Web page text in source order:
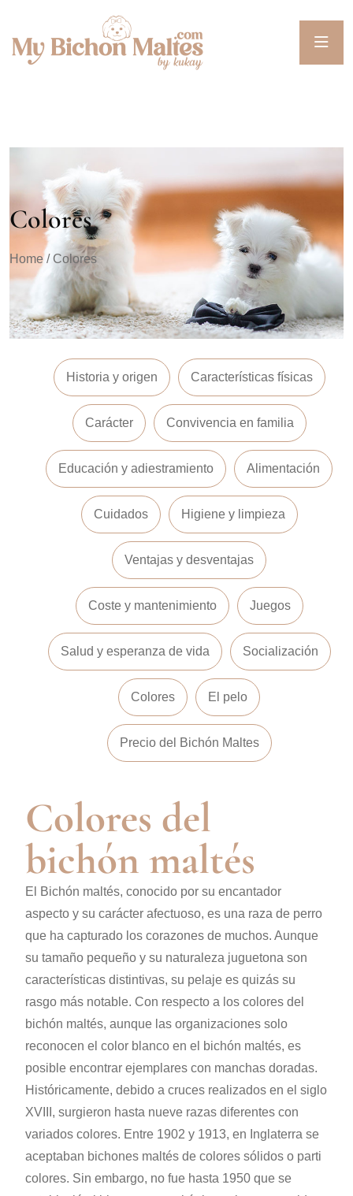
Colores
Home/ Colores
Historia y origen Características físicas
Carácter Convivencia en familia
Educación y adiestramiento Alimentación
Cuidados Higiene y limpieza
Ventajas y desventajas
Coste y mantenimiento Juegos
Salud y esperanza de vida Socialización
Colores El pelo
Precio del Bichón Maltes
Colores del
bichón maltés
El Bichón maltés, conocido por su encantador
aspecto y su carácter afectuoso, es una raza de perro
que ha capturado los corazones de muchos. Aunque
su tamaño pequeño y su naturaleza juguetona son
características distintivas, su pelaje es quizás su
rasgo más notable. Con respecto a los colores del
bichón maltés, aunque las organizaciones solo
reconocen el color blanco en el bichón maltés, es
posible encontrar ejemplares con manchas doradas.
Históricamente, debido a cruces realizados en el siglo
XVIII, surgieron hasta nueve razas diferentes con
variados colores. Entre 1902 y 1913, en Inglaterra se
aceptaban bichones maltés de colores sólidos o parti
colores. Sin embargo, no fue hasta 1950 que se